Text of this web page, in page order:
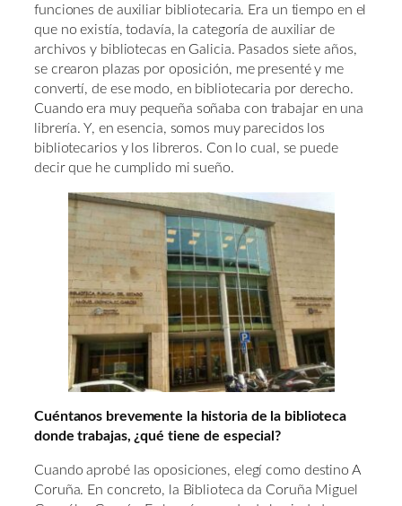
funciones de auxiliar bibliotecaria. Era un tiempo en el
que no existía, todavía, la categoría de auxiliar de
archivos y bibliotecas en Galicia. Pasados siete años,
se crearon plazas por oposición, me presenté y me
convertí, de ese modo, en bibliotecaria por derecho.
Cuando era muy pequeña soñaba con trabajar en una
librería. Y, en esencia, somos muy parecidos los
bibliotecarios y los libreros. Con lo cual, se puede
decir que he cumplido mi sueño.
Cuéntanos brevemente la historia de la biblioteca
donde trabajas, ¿qué tiene de especial?
Cuando aprobé las oposiciones, elegí como destino A
Coruña. En concreto, la Biblioteca da Coruña Miguel